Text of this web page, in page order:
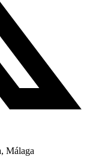
Málaga​